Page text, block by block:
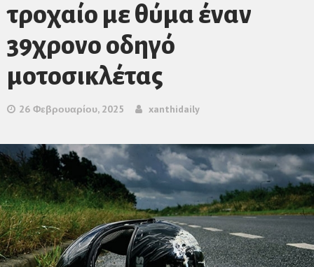
τροχαίο με θύμα έναν
39χρονο οδηγό
μοτοσικλέτας
26 Φεβρουαρίου, 2025 xanthidaily